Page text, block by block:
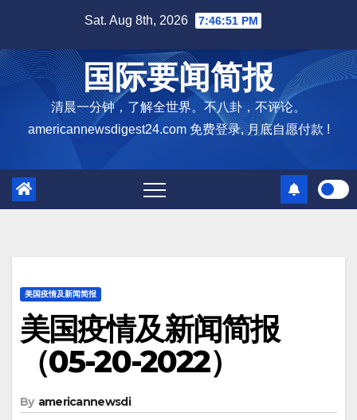
content
Sat. Aug 8th, 2026 7:46:53 PM
国际要闻简报
清晨一分钟，了解全世界。不八卦，不评论。
americannewsdigest24.com 免费登录, 月底自愿付款 !
美国疫情及新闻简报
美国疫情及新闻简报
（05-20-2022）
By americannewsdi